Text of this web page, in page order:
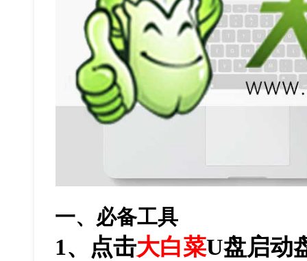
一、必备工具
1、点击大白菜U盘启动